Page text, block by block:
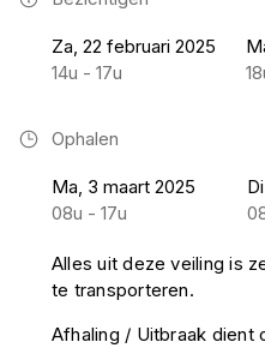
Za, 22 februari 2025
14u - 17u
Ophalen
Ma, 3 maart 2025
08u - 17u
Alles uit deze veiling is
te transporteren.
Afhaling / Uitbraak dient